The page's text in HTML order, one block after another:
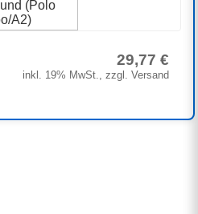
29,77 €
inkl. 19% MwSt., zzgl. Versand